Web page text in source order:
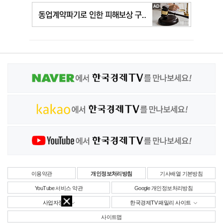
이용약관 개인정보처리방침 기사배열 기본방침
YouTube 서비스 약관 Google 개인정보처리방침
사업자정보 한국경제TV 패밀리 사이트
사이트맵